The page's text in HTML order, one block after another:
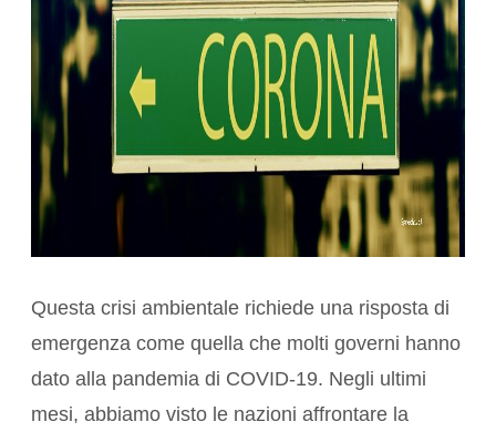
Questa crisi ambientale richiede una risposta di
emergenza come quella che molti governi hanno
dato alla pandemia di COVID-19. Negli ultimi
mesi, abbiamo visto le nazioni affrontare la